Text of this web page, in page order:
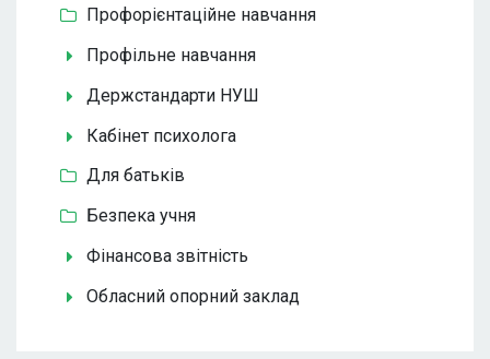
Профорієнтаційне навчання
Профільне навчання
Держстандарти НУШ
Кабінет психолога
Для батьків
Безпека учня
Фінансова звітність
Обласний опорний заклад